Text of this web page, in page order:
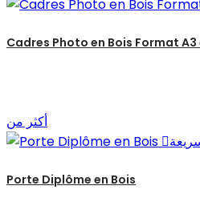
Cadres Photo en Bois Format A3
أكثر من

Porte Diplôme en Bois